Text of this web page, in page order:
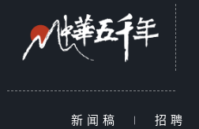
新闻稿 | 招聘